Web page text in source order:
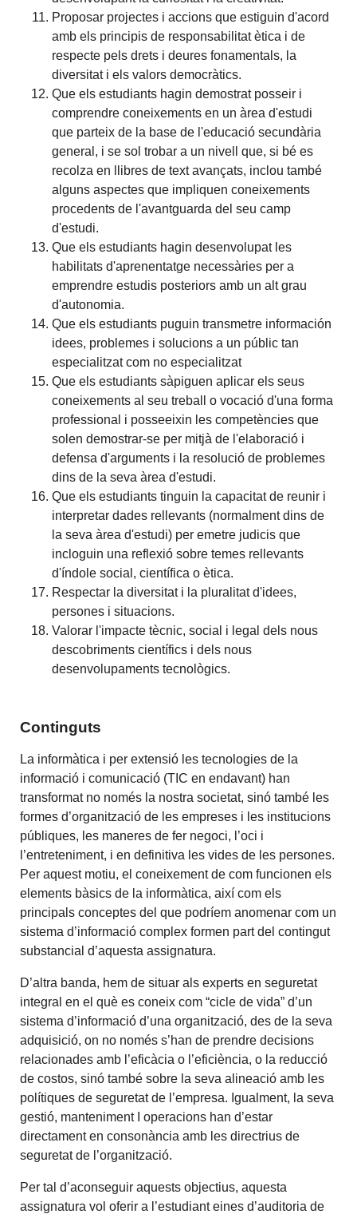
Proposar projectes i accions que estiguin d'acord
amb els principis de responsabilitat ètica i de
respecte pels drets i deures fonamentals, la
diversitat i els valors democràtics.
Que els estudiants hagin demostrat posseir i
comprendre coneixements en un àrea d'estudi
que parteix de la base de l'educació secundària
general, i se sol trobar a un nivell que, si bé es
recolza en llibres de text avançats, inclou també
alguns aspectes que impliquen coneixements
procedents de l'avantguarda del seu camp
d'estudi.
Que els estudiants hagin desenvolupat les
habilitats d'aprenentatge necessàries per a
emprendre estudis posteriors amb un alt grau
d'autonomia.
Que els estudiants puguin transmetre información
idees, problemes i solucions a un públic tan
especialitzat com no especialitzat
Que els estudiants sàpiguen aplicar els seus
coneixements al seu treball o vocació d'una forma
professional i posseeixin les competències que
solen demostrar-se per mitjà de l'elaboració i
defensa d'arguments i la resolució de problemes
dins de la seva àrea d'estudi.
Que els estudiants tinguin la capacitat de reunir i
interpretar dades rellevants (normalment dins de
la seva àrea d'estudi) per emetre judicis que
incloguin una reflexió sobre temes rellevants
d'índole social, científica o ètica.
Respectar la diversitat i la pluralitat d'idees,
persones i situacions.
Valorar l'impacte tècnic, social i legal dels nous
descobriments científics i dels nous
desenvolupaments tecnològics.
Continguts
La informàtica i per extensió les tecnologies de la
informació i comunicació (TIC en endavant) han
transformat no només la nostra societat, sinó també les
formes d’organització de les empreses i les institucions
públiques, les maneres de fer negoci, l’oci i
l’entreteniment, i en definitiva les vides de les persones.
Per aquest motiu, el coneixement de com funcionen els
elements bàsics de la informàtica, així com els
principals conceptes del que podríem anomenar com un
sistema d’informació complex formen part del contingut
substancial d’aquesta assignatura.
D’altra banda, hem de situar als experts en seguretat
integral en el què es coneix com “cicle de vida” d’un
sistema d’informació d’una organització, des de la seva
adquisició, on no només s’han de prendre decisions
relacionades amb l’eficàcia o l’eficiència, o la reducció
de costos, sinó també sobre la seva alineació amb les
polítiques de seguretat de l’empresa. Igualment, la seva
gestió, manteniment I operacions han d’estar
directament en consonància amb les directrius de
seguretat de l’organització.
Per tal d’aconseguir aquests objectius, aquesta
assignatura vol oferir a l’estudiant eines d’auditoria de